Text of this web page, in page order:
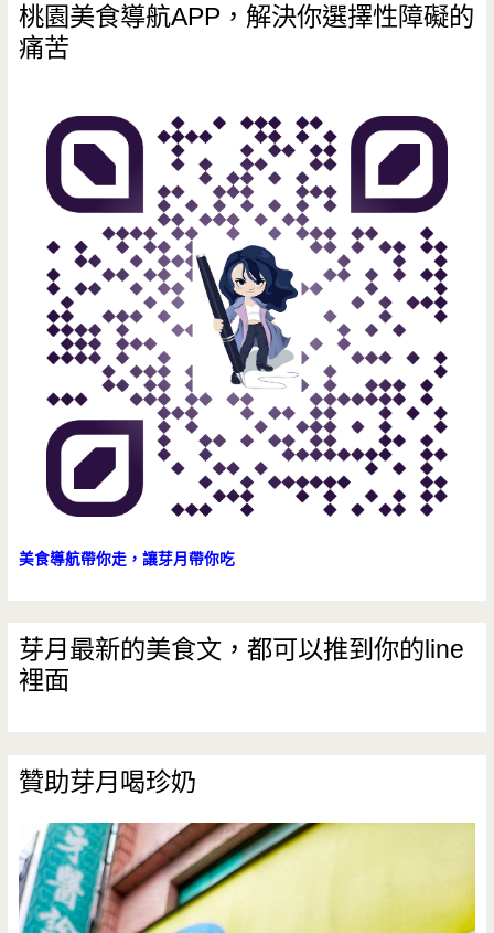
桃園美食導航APP，解決你選擇性障礙的
痛苦
美食導航帶你走，讓芽月帶你吃
芽月最新的美食文，都可以推到你的line
裡面
贊助芽月喝珍奶